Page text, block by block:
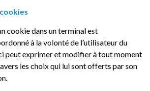
cookie dans un terminal est
à la volonté de l’utilisateur du
peut exprimer et modifier à tout moment
les choix qui lui sont offerts par son